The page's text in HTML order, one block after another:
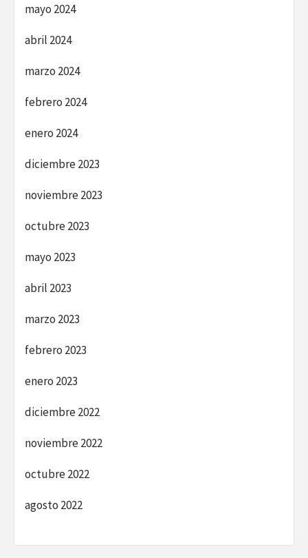
mayo 2024
abril 2024
marzo 2024
febrero 2024
enero 2024
diciembre 2023
noviembre 2023
octubre 2023
mayo 2023
abril 2023
marzo 2023
febrero 2023
enero 2023
diciembre 2022
noviembre 2022
octubre 2022
agosto 2022